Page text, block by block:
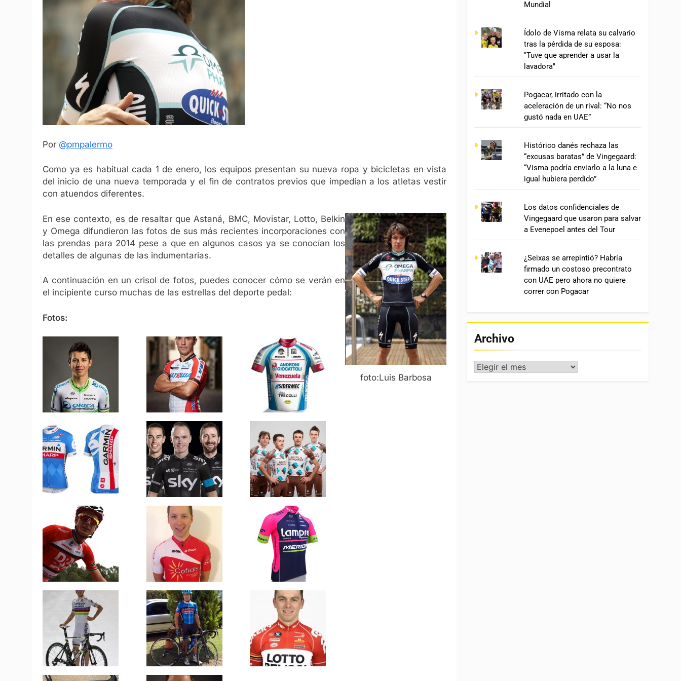
Por @pmpalermo
Como ya es habitual cada 1 de enero, los equipos presentan su nueva ropa y bicicletas en vista
del inicio de una nueva temporada y el fin de contratos previos que impedían a los atletas vestir
con atuendos diferentes.
foto:Luis Barbosa
En ese contexto, es de resaltar que Astaná, BMC, Movistar, Lotto, Belkin
y Omega difundieron las fotos de sus más recientes incorporaciones con
las prendas para 2014 pese a que en algunos casos ya se conocían los
detalles de algunas de las indumentarias.
A continuación en un crisol de fotos, puedes conocer cómo se verán en
el incipiente curso muchas de las estrellas del deporte pedal:
Fotos:
Mundial
Ídolo de Visma relata su calvario
tras la pérdida de su esposa:
"Tuve que aprender a usar la
lavadora"
Pogacar, irritado con la
aceleración de un rival: “No nos
gustó nada en UAE”
Histórico danés rechaza las
“excusas baratas” de Vingegaard:
“Visma podría enviarlo a la luna e
igual hubiera perdido”
Los datos confidenciales de
Vingegaard que usaron para salvar
a Evenepoel antes del Tour
¿Seixas se arrepintió? Habría
firmado un costoso precontrato
con UAE pero ahora no quiere
correr con Pogacar
Archivo
Archivo